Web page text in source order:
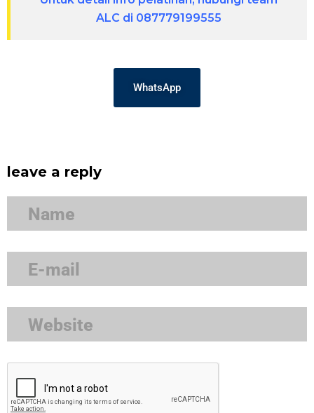
ALC di 087779199555
WhatsApp
leave a reply